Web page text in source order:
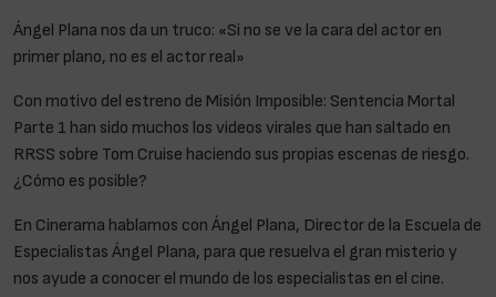
Ángel Plana nos da un truco: «Si no se ve la cara del actor en
primer plano, no es el actor real»
Con motivo del estreno de Misión Imposible: Sentencia Mortal
Parte 1 han sido muchos los videos virales que han saltado en
RRSS sobre Tom Cruise haciendo sus propias escenas de riesgo.
¿Cómo es posible?
En Cinerama hablamos con Ángel Plana, Director de la Escuela de
Especialistas Ángel Plana, para que resuelva el gran misterio y
nos ayude a conocer el mundo de los especialistas en el cine.